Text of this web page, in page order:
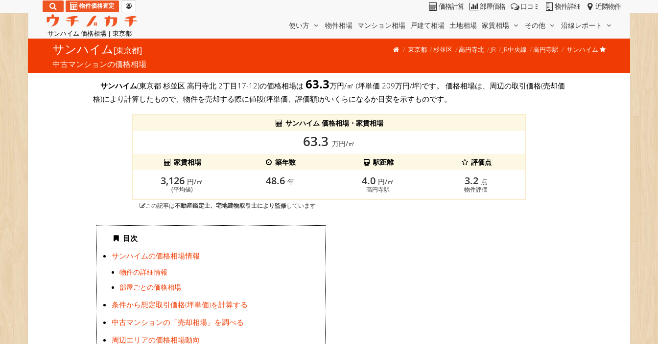
サンハイム 価格相場 | 東京都
使い方 物件相場 マンション相場 戸建て相場 土地相場 家賃相場 その他 沿線レポート
物件価格査定 価格計算 部屋価格 口コミ 物件詳細 近隣物件
サンハイム[東京都]
中古マンションの価格相場
東京都 杉並区 高円寺北 JR JR中央線 高円寺駅 サンハイム
サンハイム(東京都 杉並区 高円寺北 2丁目17-12)の価格相場は 63.3万円/㎡ (坪単価 209万円/坪)です。 価格相場は、周辺の取引価格(売却価
格)により計算したもので、物件を売却する際に値段(坪単価、評価額)がいくらになるか目安を示すものです。
サンハイム 価格相場・家賃相場
63.3 万円/㎡
家賃相場
築年数 駅距離 評価点
3,126 円/㎡
(平均値)
48.6 年 4.0 円/㎡
高円寺駅
3.2 点
物件評価
この記事は不動産鑑定士、宅地建物取引士により監修しています
目次
サンハイムの価格相場情報
物件の詳細情報
部屋ごとの価格相場
条件から想定取引価格(坪単価)を計算する
中古マンションの「売却相場」を調べる
周辺エリアの価格相場動向